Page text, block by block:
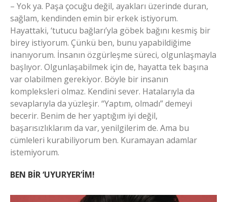
– Yok ya. Paşa çocuğu değil, ayakları üzerinde duran,
sağlam, kendinden emin bir erkek istiyorum.
Hayattaki, ‘tutucu bağları’yla göbek bağını kesmiş bir
birey istiyorum. Çünkü ben, bunu yapabildiğime
inanıyorum. İnsanın özgürleşme süreci, olgunlaşmayla
başlıyor. Olgunlaşabilmek için de, hayatta tek başına
var olabilmen gerekiyor. Böyle bir insanın
kompleksleri olmaz. Kendini sever. Hatalarıyla da
sevaplarıyla da yüzleşir. “Yaptım, olmadı” demeyi
becerir. Benim de her yaptığım iyi değil,
başarısızlıklarım da var, yenilgilerim de. Ama bu
cümleleri kurabiliyorum ben. Kuramayan adamlar
istemiyorum.
BEN BİR ‘UYURYER’İM!